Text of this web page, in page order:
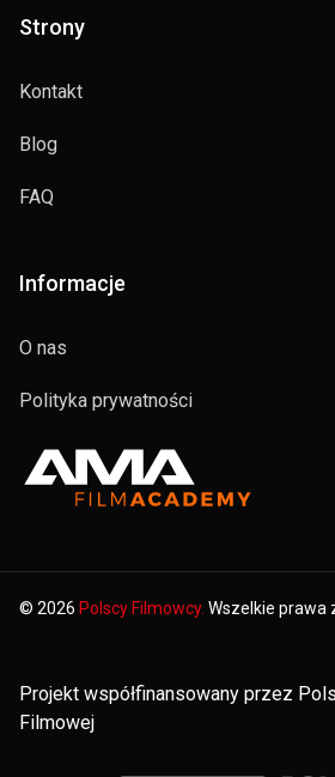
Strony
Kontakt
Blog
FAQ
Informacje
O nas
Polityka prywatności
© 2026 Polscy Filmowcy. Wszelkie prawa
Projekt współfinansowany przez
Filmowej